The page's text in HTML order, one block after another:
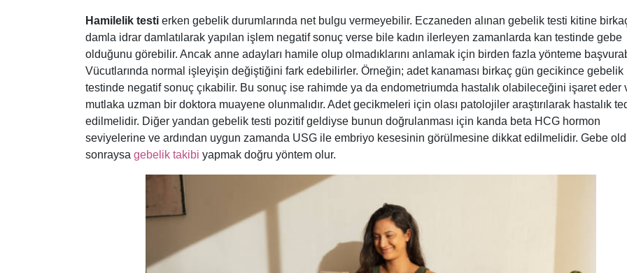
Hamilelik testi erken gebelik durumlarında net bulgu vermeyebilir. Eczaneden alınan gebelik testi kitine
damla idrar damlatılarak yapılan işlem negatif sonuç verse bile kadın ilerleyen zamanlarda kan testinde gebe
olduğunu görebilir. Ancak anne adayları hamile olup olmadıklarını anlamak için birden fazla yönteme
Vücutlarında normal işleyişin değiştiğini fark edebilirler. Örneğin; adet kanaması birkaç gün gecikince gebelik
testinde negatif sonuç çıkabilir. Bu sonuç ise rahimde ya da endometriumda hastalık olabileceğini işaret eder
mutlaka uzman bir doktora muayene olunmalıdır. Adet gecikmeleri için olası patolojiler araştırılarak hastalık
edilmelidir. Diğer yandan gebelik testi pozitif geldiyse bunun doğrulanması için kanda beta HCG hormon
seviyelerine ve ardından uygun zamanda USG ile embriyo kesesinin görülmesine dikkat edilmelidir. Gebe
sonraysa gebelik takibi yapmak doğru yöntem olur.